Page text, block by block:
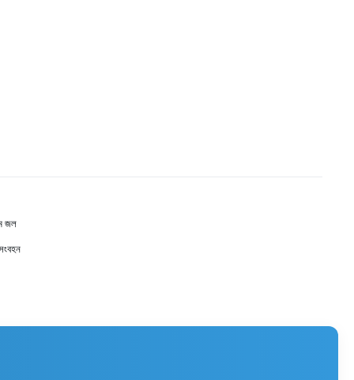
জল